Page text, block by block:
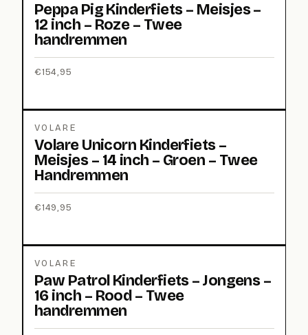
Peppa Pig Kinderfiets – Meisjes –
12 inch – Roze – Twee
handremmen
€154,95
VOLARE
Volare Unicorn Kinderfiets –
Meisjes – 14 inch – Groen – Twee
Handremmen
€149,95
VOLARE
Paw Patrol Kinderfiets – Jongens –
16 inch – Rood – Twee
handremmen